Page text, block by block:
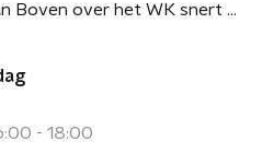
Yvette van Boven over het WK snert maken: "Het moet wel op snert lijken."
- 18:00